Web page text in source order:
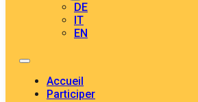
DE
IT
EN
Accueil
Participer